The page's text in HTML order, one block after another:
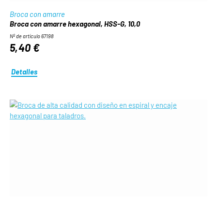
Broca con amarre
Broca con amarre hexagonal, HSS-G, 10,0
Nº de artículo 67198
5,40 €
Detalles